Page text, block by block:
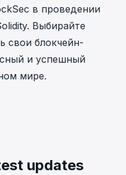
в проведении
Выбирайте
свои блокчейн-
и успешный
мире.
updates